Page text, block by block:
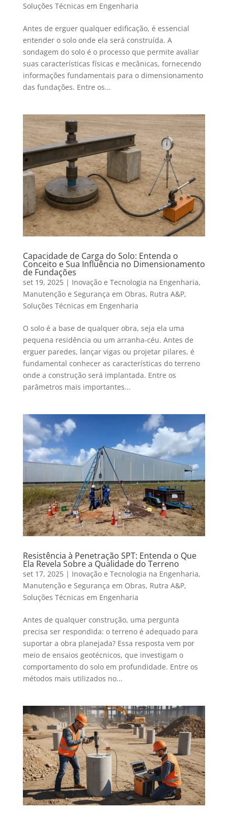
Soluções Técnicas em Engenharia
Antes de erguer qualquer edificação, é essencial
entender o solo onde ela será construída. A
sondagem do solo é o processo que permite avaliar
suas características físicas e mecânicas, fornecendo
informações fundamentais para o dimensionamento
das fundações. Entre os...
Capacidade de Carga do Solo: Entenda o
Conceito e Sua Influência no Dimensionamento
de Fundações
set 19, 2025| Inovação e Tecnologia na Engenharia,
Manutenção e Segurança em Obras, Rutra A&P,
Soluções Técnicas em Engenharia
O solo é a base de qualquer obra, seja ela uma
pequena residência ou um arranha-céu. Antes de
erguer paredes, lançar vigas ou projetar pilares, é
fundamental conhecer as características do terreno
onde a construção será implantada. Entre os
parâmetros mais importantes...
Resistência à Penetração SPT: Entenda o Que
Ela Revela Sobre a Qualidade do Terreno
set 17, 2025| Inovação e Tecnologia na Engenharia,
Manutenção e Segurança em Obras, Rutra A&P,
Soluções Técnicas em Engenharia
Antes de qualquer construção, uma pergunta
precisa ser respondida: o terreno é adequado para
suportar a obra planejada? Essa resposta vem por
meio de ensaios geotécnicos, que investigam o
comportamento do solo em profundidade. Entre os
métodos mais utilizados no...